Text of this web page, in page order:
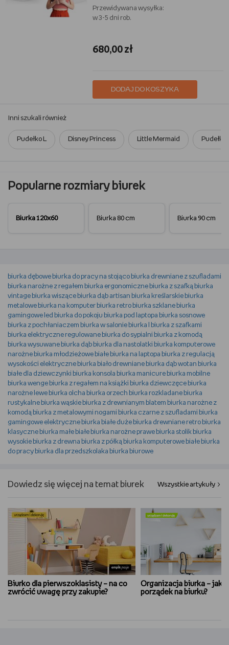
biura i domu
Przewidywana wysyłka:
w 3-5 dni rob.
680,00 zł
DODAJ DO KOSZYKA
Inni szukali również
Pudełko L Disney Princess Little Mermaid
Popularne rozmiary biurek
Biurka 120x60 Biurka 80 cm Biurka 90 cm
biurka dębowe biurka do pracy na stojąco biurka drewniane z szufladami
biurka narożne z regałem biurka ergonomiczne biurka z szafką biurka
vintage biurka wiszące biurka dąb artisan biurka kreślarskie biurka
metalowe biurka na komputer biurka retro biurka szklane biurka
gamingowe led biurka do pokoju biurka pod laptopa biurka sosnowe
biurka z pochłaniaczem biurka w salonie biurka l
biurka z szafkami
biurka elektryczne regulowane biurka do sypialni biurka z komodą
biurka wysuwane biurka dąb biurka dla nastolatki biurka komputerowe
narożne biurka młodzieżowe białe biurka na laptopa biurka z regulacją
wysokości elektryczne biurka biało drewniane biurka dąb wotan biurka
białe dla dziewczynki biurka konsola biurka manicure biurka mobilne
biurka wenge biurka z regałem na książki biurka dziewczęce biurka
narożne lewe biurka olcha biurka orzech biurka rozkladane biurka
rustykalne biurka wąskie biurka z drewnianym blatem biurka narożne z
komodą biurka z metalowymi nogami biurka czarne z szufladami biurka
gamingowe elektryczne biurka białe duże biurka drewniane retro biurka
klasyczne biurka małe białe biurka narożne prawe biurka stolik biurka
wysokie biurka z drewna biurka z półką biurka komputerowe białe biurka
do pracy biurka dla przedszkolaka biurka biurowe
Dowiedz się więcej na temat biurek Wszystkie artykuły
Biurko dla pierwszoklasisty – na co
zwrócić uwagę przy zakupie?
Organizacja biurka – jak
porządek na biurku?